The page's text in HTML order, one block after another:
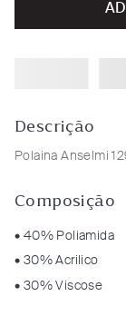
Descrição
Polaina Anselmi
Composição
• 40% Poliamida
• 30% Acrilico
• 30% Viscose